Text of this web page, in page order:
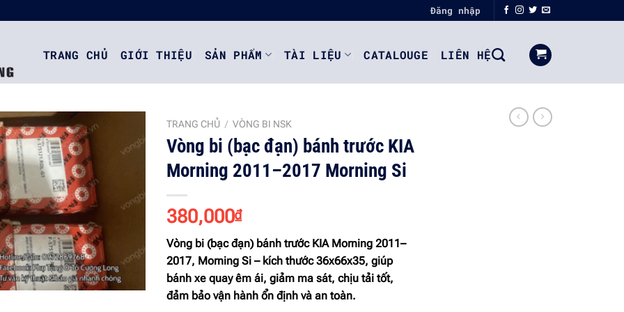
Đăng nhập
TRANG CHỦ GIỚI THIỆU SẢN PHẨM TÀI LIỆU CATALOUGE LIÊN HỆ
wishlist
TRANG CHỦ / VÒNG BI NSK
Vòng bi (bạc đạn) bánh trước KIA
Morning 2011–2017 Morning Si
380,000₫
Vòng bi (bạc đạn) bánh trước KIA Morning 2011–
2017, Morning Si – kích thước36x66x35, giúp
bánh xe quay êm ái, giảm ma sát, chịu tải tốt,
đảm bảo vận hành ổn định và an toàn.